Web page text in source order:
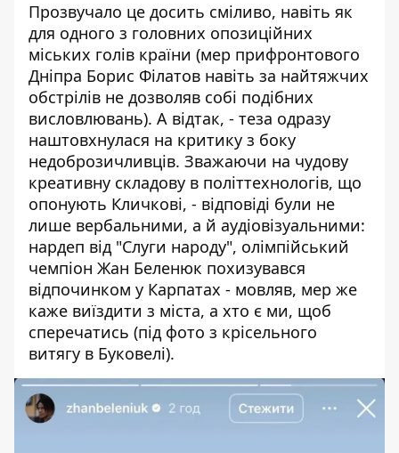
Прозвучало це досить сміливо, навіть як
для одного з головних опозиційних
міських голів країни (мер прифронтового
Дніпра Борис Філатов навіть за найтяжчих
обстрілів не дозволяв собі подібних
висловлювань). А відтак, - теза одразу
наштовхнулася на критику з боку
недоброзичливців. Зважаючи на чудову
креативну складову в політтехнологів, що
опонують Кличкові, - відповіді були не
лише вербальними, а й аудіовізуальними:
нардеп від "Слуги народу", олімпійський
чемпіон Жан Беленюк похизувався
відпочинком у Карпатах - мовляв, мер же
каже виїздити з міста, а хто є ми, щоб
сперечатись (під фото з крісельного
витягу в Буковелі).